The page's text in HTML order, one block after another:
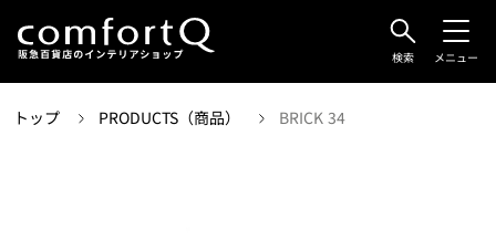
検索 メニュー
トップ PRODUCTS（商品） BRICK 34